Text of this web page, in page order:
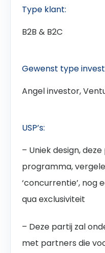
Type klant:
B2B & B2C
Gewenst type
Angel investor,
USP’s:
– Uniek design,
programma,
‘concurrentie’, nog
qua exclusiviteit
– Deze partij zal
met partners die